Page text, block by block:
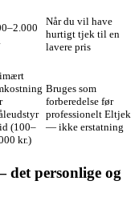
Når du vil have
hurtigt tjek til en
lavere pris
(100–
kr.)
Bruges som
forberedelse før
professionelt Eltjek
— ikke erstatning
personlige og